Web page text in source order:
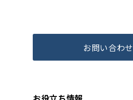
お問い合わせ